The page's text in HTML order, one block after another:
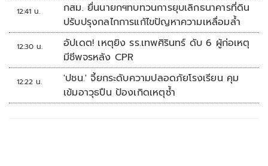
12:41 น.
กสม. ยื่นนายกฯทบทวนการยุบเลิกธนาคารที่ดิน
ปรับปรุงกลไกการแก้ไขปัญหาความเหลื่อมล้ำ
12:30 น.
อัปเดต! เหตุยิง รร.เทพศิรินทร์ ดับ 6 ผู้ก่อเหตุ
มีชีพจรหลัง CPR
12:22 น.
'ปชน.' จี้ยกระดับความปลอดภัยโรงเรียน คุม
เข้มอาวุธปืน ป้องเกิดเหตุซ้ำ